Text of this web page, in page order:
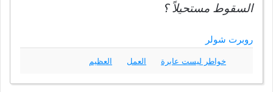
السقوط مستحيلاً ؟
روبرت شولر
خواطر ليست عابرة العمل العظيم